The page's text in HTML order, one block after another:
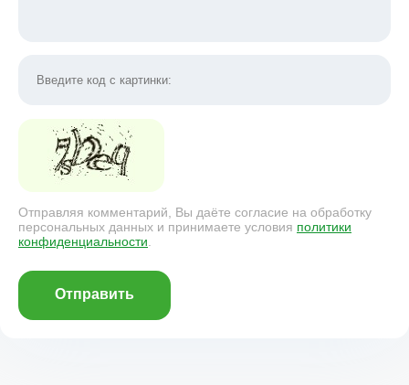
Отправляя комментарий, Вы даёте согласие на обработку
персональных данных и принимаете условия политики
конфиденциальности.
Отправить